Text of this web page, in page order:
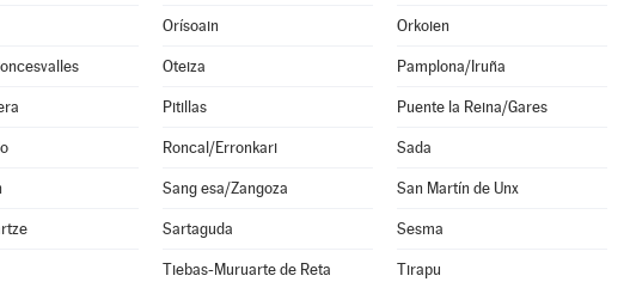
Orísoain Orkoien
Oteiza Pamplona/Iruña
Pitillas Puente la Reina/Gares
Roncal/Erronkari Sada
Sang esa/Zangoza San Martín de Unx
Sartaguda Sesma
Tiebas-Muruarte de Reta Tirapu